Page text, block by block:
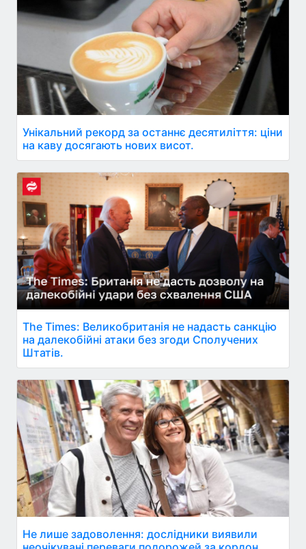
Унікальний рекорд за останнє десятиліття: ціни
на каву досягають нових висот.
The Times: Великобританія не надасть санкцію
на далекобійні атаки без згоди Сполучених
Штатів.
Не лише задоволення: дослідники виявили